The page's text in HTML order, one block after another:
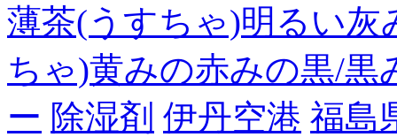
薄茶(うすちゃ)明るい灰
ちゃ)黄みの赤みの黒/黒
ー 除湿剤 伊丹空港 福島